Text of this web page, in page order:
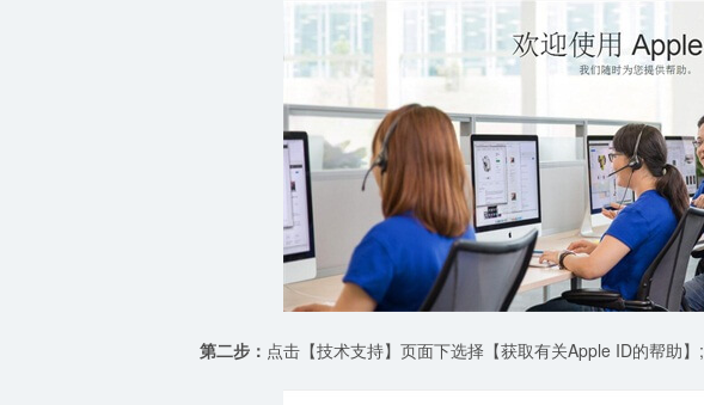
第二步： 点击【技术支持】页面下选择【获取有关Apple ID的帮助】;